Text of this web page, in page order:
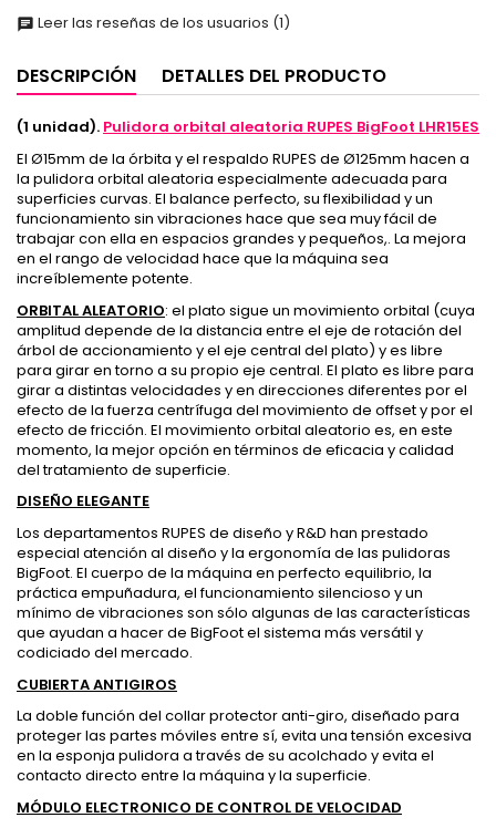
chat Leer las reseñas de los usuarios (1)
DESCRIPCIÓN DETALLES DEL PRODUCTO
(1 unidad). Pulidora orbital aleatoria RUPES BigFoot LHR15ES
El Ø15mm de la órbita y el respaldo RUPES de Ø125mm hacen a
la pulidora orbital aleatoria especialmente adecuada para
superficies curvas. El balance perfecto, su flexibilidad y un
funcionamiento sin vibraciones hace que sea muy fácil de
trabajar con ella en espacios grandes y pequeños,. La mejora
en el rango de velocidad hace que la máquina sea
increíblemente potente.
ORBITAL ALEATORIO: el plato sigue un movimiento orbital (cuya
amplitud depende de la distancia entre el eje de rotación del
árbol de accionamiento y el eje central del plato) y es libre
para girar en torno a su propio eje central. El plato es libre para
girar a distintas velocidades y en direcciones diferentes por el
efecto de la fuerza centrífuga del movimiento de offset y por el
efecto de fricción. El movimiento orbital aleatorio es, en este
momento, la mejor opción en términos de eficacia y calidad
del tratamiento de superficie.
DISEÑO ELEGANTE
Los departamentos RUPES de diseño y R&D han prestado
especial atención al diseño y la ergonomía de las pulidoras
BigFoot. El cuerpo de la máquina en perfecto equilibrio, la
práctica empuñadura, el funcionamiento silencioso y un
mínimo de vibraciones son sólo algunas de las características
que ayudan a hacer de BigFoot el sistema más versátil y
codiciado del mercado.
CUBIERTA ANTIGIROS
La doble función del collar protector anti-giro, diseñado para
proteger las partes móviles entre sí, evita una tensión excesiva
en la esponja pulidora a través de su acolchado y evita el
contacto directo entre la máquina y la superficie.
MÓDULO ELECTRONICO DE CONTROL DE VELOCIDAD